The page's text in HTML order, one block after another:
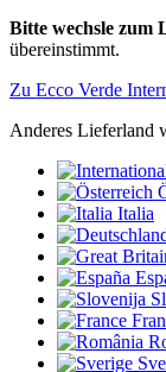
Bitte wechsle zum
übereinstimmt.
Zu Ecco Verde
Anderes Lieferland
Italia